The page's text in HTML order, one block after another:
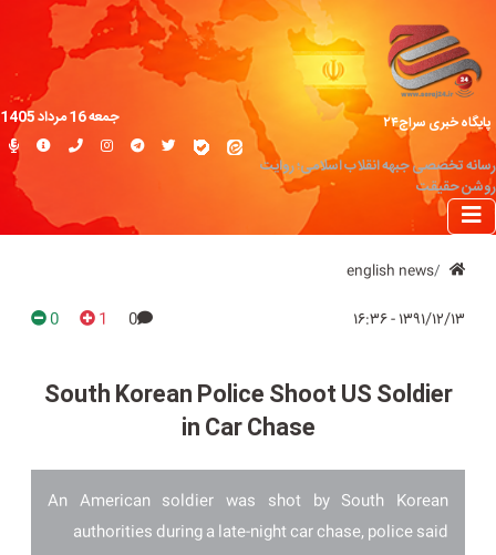
پایگاه خبری سراج۲۴
رسانه تخصصی جبهه انقلاب اسلامی؛ روایت
روشن حقیقت
جمعه 16 مرداد 1405
english news
۱۳۹۱/۱۲/۱۳ - ۱۶:۳۶ 0
1
0
South Korean Police Shoot US Soldier
in Car Chase
An American soldier was shot by South Korean
authorities during a late-night car chase, police said